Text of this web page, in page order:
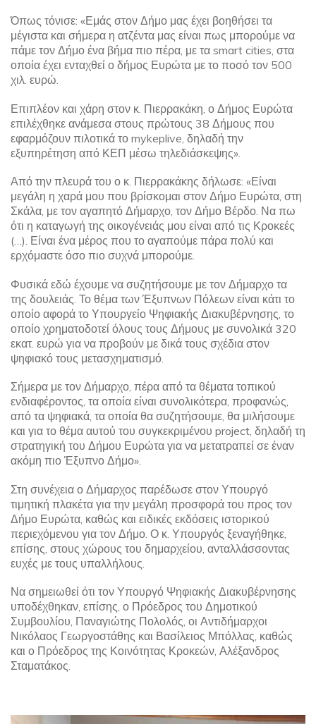
Όπως τόνισε: «Εμάς στον Δήμο μας έχει βοηθήσει τα
μέγιστα και σήμερα η ατζέντα μας είναι πως μπορούμε να
πάμε τον Δήμο ένα βήμα πιο πέρα, με τα smart cities, στα
οποία έχει ενταχθεί ο δήμος Ευρώτα με το ποσό τον 500
χιλ. ευρώ.
Επιπλέον και χάρη στον κ. Πιερρακάκη, ο Δήμος Ευρώτα
επιλέχθηκε ανάμεσα στους πρώτους 38 Δήμους που
εφαρμόζουν πιλοτικά το mykeplive, δηλαδή την
εξυπηρέτηση από ΚΕΠ μέσω τηλεδιάσκεψης».
Από την πλευρά του ο κ. Πιερρακάκης δήλωσε: «Είναι
μεγάλη η χαρά μου που βρίσκομαι στον Δήμο Ευρώτα, στη
Σκάλα, με τον αγαπητό Δήμαρχο, τον Δήμο Βέρδο. Να πω
ότι η καταγωγή της οικογένειάς μου είναι από τις Κροκεές
(…). Είναι ένα μέρος που το αγαπούμε πάρα πολύ και
ερχόμαστε όσο πιο συχνά μπορούμε.
Φυσικά εδώ έχουμε να συζητήσουμε με τον Δήμαρχο τα
της δουλειάς. Το θέμα των Έξυπνων Πόλεων είναι κάτι το
οποίο αφορά το Υπουργείο Ψηφιακής Διακυβέρνησης, το
οποίο χρηματοδοτεί όλους τους Δήμους με συνολικά 320
εκατ. ευρώ για να προβούν με δικά τους σχέδια στον
ψηφιακό τους μετασχηματισμό.
Σήμερα με τον Δήμαρχο, πέρα από τα θέματα τοπικού
ενδιαφέροντος, τα οποία είναι συνολικότερα, προφανώς,
από τα ψηφιακά, τα οποία θα συζητήσουμε, θα μιλήσουμε
και για το θέμα αυτού του συγκεκριμένου project, δηλαδή τη
στρατηγική του Δήμου Ευρώτα για να μετατραπεί σε έναν
ακόμη πιο Έξυπνο Δήμο».
Στη συνέχεια ο Δήμαρχος παρέδωσε στον Υπουργό
τιμητική πλακέτα για την μεγάλη προσφορά του προς τον
Δήμο Ευρώτα, καθώς και ειδικές εκδόσεις ιστορικού
περιεχόμενου για τον Δήμο. Ο κ. Υπουργός ξεναγήθηκε,
επίσης, στους χώρους του δημαρχείου, ανταλλάσσοντας
ευχές με τους υπαλλήλους.
Να σημειωθεί ότι τον Υπουργό Ψηφιακής Διακυβέρνησης
υποδέχθηκαν, επίσης, ο Πρόεδρος του Δημοτικού
Συμβουλίου, Παναγιώτης Πολολός, οι Αντιδήμαρχοι
Νικόλαος Γεωργοστάθης και Βασίλειος Μπόλλας, καθώς
και ο Πρόεδρος της Κοινότητας Κροκεών, Αλέξανδρος
Σταματάκος.